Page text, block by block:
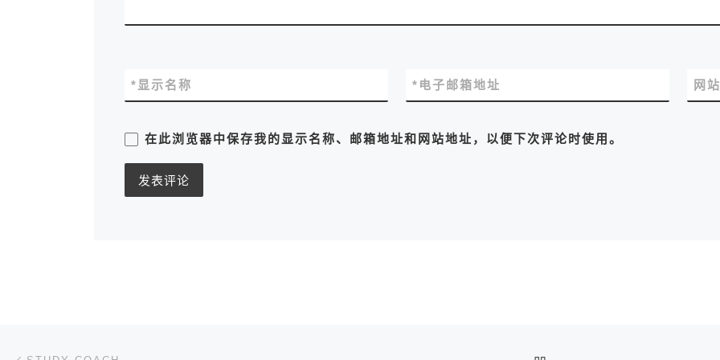
显示名称
* 电子邮箱地址
* 网
在此浏览器中保存我的显示名称、邮箱地址和网站地址，以便下次评论时使用。
文章导航